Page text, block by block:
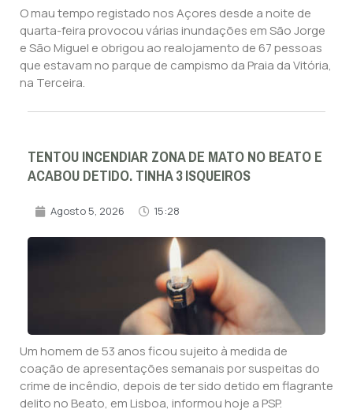
O mau tempo registado nos Açores desde a noite de
quarta-feira provocou várias inundações em São Jorge
e São Miguel e obrigou ao realojamento de 67 pessoas
que estavam no parque de campismo da Praia da Vitória,
na Terceira.
TENTOU INCENDIAR ZONA DE MATO NO BEATO E
ACABOU DETIDO. TINHA 3 ISQUEIROS
Agosto 5, 2026 15:28
Um homem de 53 anos ficou sujeito à medida de
coação de apresentações semanais por suspeitas do
crime de incêndio, depois de ter sido detido em flagrante
delito no Beato, em Lisboa, informou hoje a PSP.